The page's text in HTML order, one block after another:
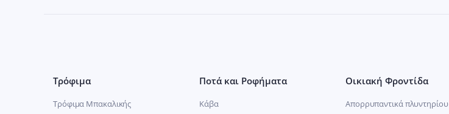
Τρόφιμα
Τρόφιμα Μπακαλικής
Ποτά και Ροφήματα
Κάβα
Οικιακή Φροντίδα
Απορρυπαντικά πλυντηρίου